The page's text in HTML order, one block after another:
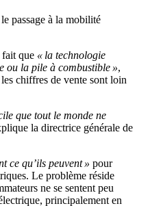
passage à la mobilité
fait que « la technologie
ou la pile à combustible »,
chiffres de vente sont loin
que tout le monde ne
la directrice générale de
ce qu’ils peuvent » pour
Le problème réside
ne se sentent peu
principalement en